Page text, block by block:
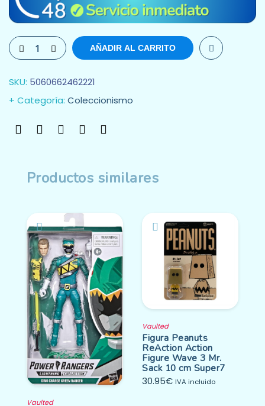
AÑADIR AL CARRITO
SKU: 5060662462221
Categoría: Coleccionismo
Productos similares
Vaulted
Vaulted
Figura Peanuts
ReAction Action
Figure Wave 3 Mr.
Sack 10 cm Super7
30.95€ IVA incluido